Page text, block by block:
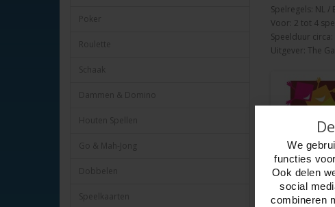
Poker
Roulette
Schaak
Dammen & Domino
Houten Spellen
Go & Mah-Jong
Dobbelen
Speelkaarten
Spelregels: NL /
Voor: 2 tot 4
Speelduur
Uitgever: The
We
functies
Ook delen
social
combineren